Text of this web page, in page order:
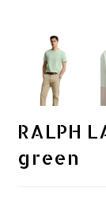
RALPH
green